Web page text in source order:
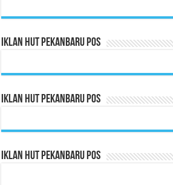
Iklan HUT Pekanbaru Pos
Iklan HUT Pekanbaru Pos
Iklan HUT Pekanbaru Pos